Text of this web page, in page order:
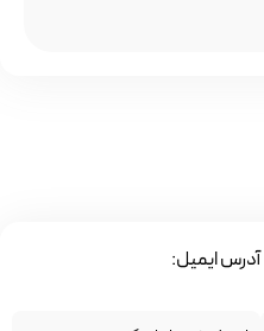
آدرس ایمیل: